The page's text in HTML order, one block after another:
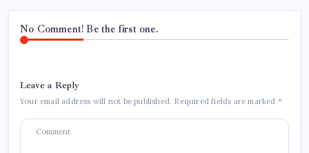
No Comment! Be the first one.
Leave a Reply
Your email address will not be published. Required fields are marked *